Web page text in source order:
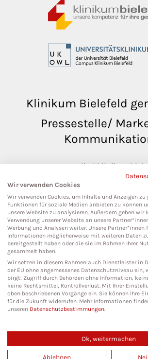
Klinikum Bielefeld
Pressestelle/
Teutoburger Str. 50
33604 Bielefeld
Social Media
Copyright 2026. All Rights Reserved.
Wir verwenden Cookies
Wir verwenden Cookies, um Inhalte und Anzeigen zu
Funktionen für soziale Medien anbieten zu können
unsere Website zu analysieren. Außerdem geben wir
Verwendung unserer Website an unsere
Werbung und Analysen weiter. Unsere Partner*innen
Informationen möglicherweise mit weiteren Daten
bereitgestellt haben oder die sie im Rahmen Ihrer
gesammelt haben.
Wir setzen in diesem Rahmen auch Dienstleister in
der EU ohne angemessenes Datenschutzniveau ein,
birgt: Zugriff durch Behörden ohne Information,
keine Rechtsmittel, Kontrollverlust. Mit Ihrer
oben beschriebenen Vorgänge ein. Sie können Ihre
für die Zukunft widerrufen. Mehr Informationen
unseren Datenschutzbestimmungen.
Ok, weitermachen
Ablehnen